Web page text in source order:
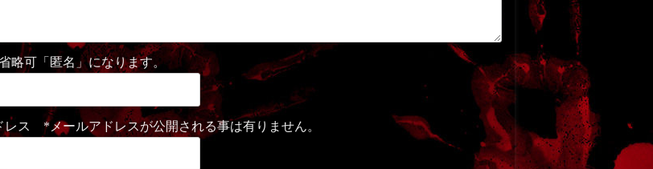
略可「匿名」になります。
レス *メールアドレスが公開される事は有りません。